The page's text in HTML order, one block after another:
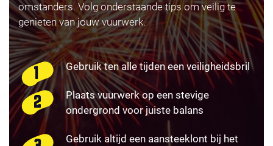
omstanders. Volg onderstaande tips om veilig te
genieten van jouw vuurwerk.
Gebruik ten alle tijden een veiligheidsbril
Plaats vuurwerk op een stevige
ondergrond voor juiste balans
Gebruik altijd een aansteeklont bij het